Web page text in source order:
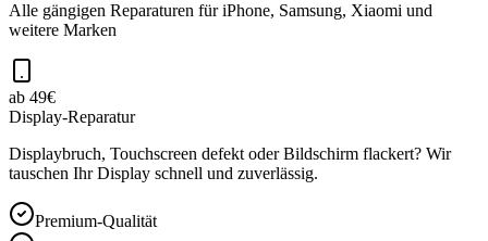
Alle gängigen Reparaturen für iPhone, Samsung, Xiaomi und
weitere Marken
ab 49€
Display-Reparatur
Displaybruch, Touchscreen defekt oder Bildschirm flackert? Wir
tauschen Ihr Display schnell und zuverlässig.
Premium-Qualität